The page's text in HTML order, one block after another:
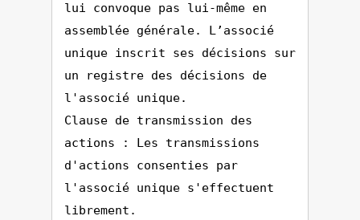
lui convoque pas lui-même en
assemblée générale. L’associé
unique inscrit ses décisions sur
un registre des décisions de
l'associé unique.
Clause de transmission des
actions : Les transmissions
d'actions consenties par
l'associé unique s'effectuent
librement.